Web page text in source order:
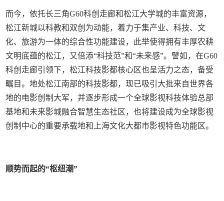
而今，依托长三角G60科创走廊和松江大学城的丰富资源，
松江新城以科教和双创为动能，着力于集产业、科技、文
化、旅游为一体的综合性功能建设，此举使得拥有丰厚农耕
文明底蕴的松江，又倍添“科技范”和“未来感”。譬如，在G60
科创走廊引领下，松江科技影都核心区也呈活力之态，备受
瞩目。地处松江南部的科技影都，现已吸引大批来自世界各
地的电影创制大军，并逐步形成一个全球影视科技体验总部
基地和未来影城融合智慧生态社区，也将建设成为全球影视
创制中心的重要承载地和上海文化大都市影视特色功能区。
顺势而起的“枢纽潮”